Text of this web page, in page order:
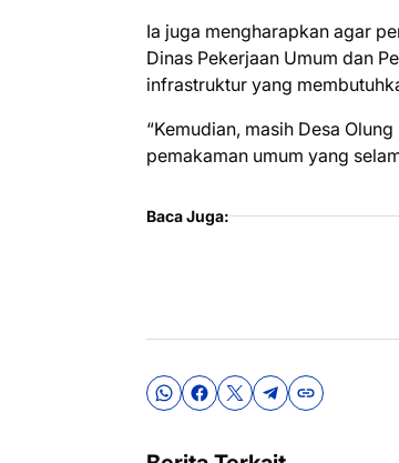
Ia juga mengharapkan agar
Dinas Pekerjaan Umum dan
infrastruktur yang
“Kemudian, masih Desa
pemakaman umum yang
Baca Juga: